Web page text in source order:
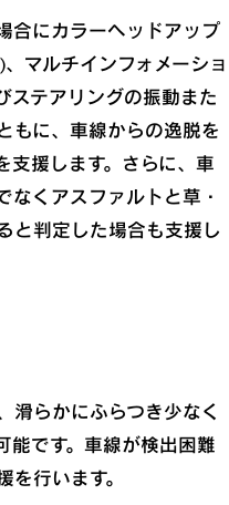
合にカラーヘッドアップ
マルチインフォメーショ
ステアリングの振動また
もに、車線からの逸脱を
支援します。さらに、車
なくアスファルトと草・
と判定した場合も支援し
滑らかにふらつき少なく
能です。車線が検出困難
行います。